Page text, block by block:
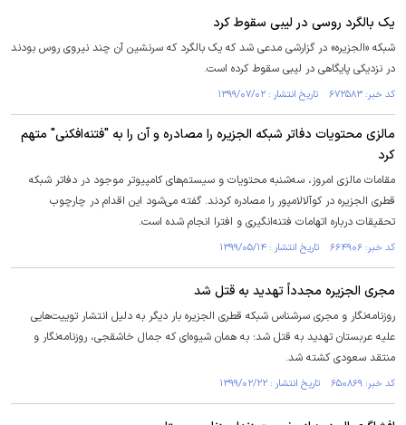
یک بالگرد روسی در لیبی سقوط کرد
شبکه «الجزیره» در گزارشی مدعی شد که یک بالگرد که سرنشین آن چند نیروی روس بودند
در نزدیکی پایگاهی در لیبی سقوط کرده است.
کد خبر: ۶۷۲۵۸۳ تاریخ انتشار : ۱۳۹۹/۰۷/۰۲
مالزی محتویات دفاتر شبکه الجزیره را مصادره و آن را به "فتنه‌افکنی" متهم
کرد
مقامات مالزی امروز، سه‌شنبه محتویات و سیستم‌های کامپیوتر موجود در دفاتر شبکه
قطری الجزیره در کوآلالامپور را مصادره کردند. گفته می‌شود این اقدام در چارچوب
تحقیقات درباره اتهامات فتنه‌انگیری و افترا انجام شده است.
کد خبر: ۶۶۴۹۰۶ تاریخ انتشار : ۱۳۹۹/۰۵/۱۴
مجری الجزیره مجدداً تهدید به قتل شد
روزنامه‌نگار و مجری سرشناس شبکه قطری الجزیره بار دیگر به دلیل انتشار توییت‌هایی
علیه عربستان تهدید به قتل شد؛ به همان شیوه‌ای که جمال خاشقجی، روزنامه‌نگار و
منتقد سعودی کشته شد.
کد خبر: ۶۵۰۸۶۹ تاریخ انتشار : ۱۳۹۹/۰۲/۲۲